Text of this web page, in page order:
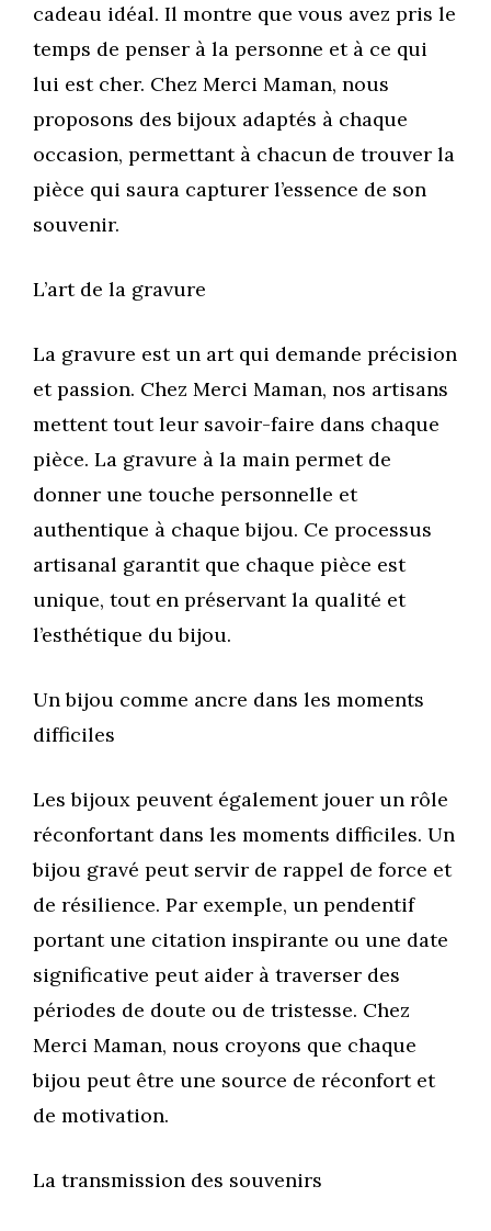
cadeau idéal. Il montre que vous avez pris le
temps de penser à la personne et à ce qui
lui est cher. Chez Merci Maman, nous
proposons des bijoux adaptés à chaque
occasion, permettant à chacun de trouver la
pièce qui saura capturer l’essence de son
souvenir.
L’art de la gravure
La gravure est un art qui demande précision
et passion. Chez Merci Maman, nos artisans
mettent tout leur savoir-faire dans chaque
pièce. La gravure à la main permet de
donner une touche personnelle et
authentique à chaque bijou. Ce processus
artisanal garantit que chaque pièce est
unique, tout en préservant la qualité et
l’esthétique du bijou.
Un bijou comme ancre dans les moments
difficiles
Les bijoux peuvent également jouer un rôle
réconfortant dans les moments difficiles. Un
bijou gravé peut servir de rappel de force et
de résilience. Par exemple, un pendentif
portant une citation inspirante ou une date
significative peut aider à traverser des
périodes de doute ou de tristesse. Chez
Merci Maman, nous croyons que chaque
bijou peut être une source de réconfort et
de motivation.
La transmission des souvenirs